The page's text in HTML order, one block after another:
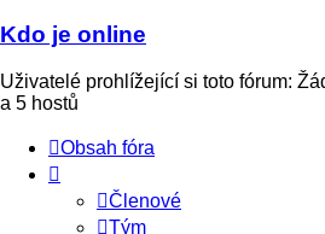
Kdo je online
Uživatelé prohlížející si toto fórum:
a 5 hostů
Obsah fóra
Členové
Tým